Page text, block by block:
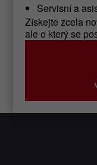
Servisní a
Získejte zcela
ale o který se